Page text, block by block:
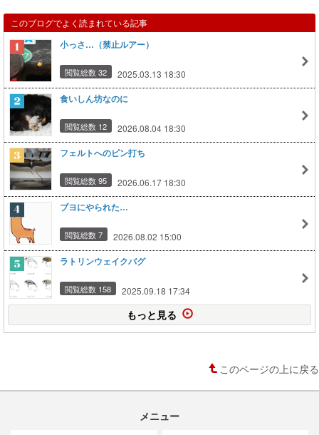
このブログでよく読まれている記事
小っさ…（禁止ルアー）
閲覧総数 32 2025.03.13 18:30
食いしん坊なのに
閲覧総数 12 2026.08.04 18:30
フェルトへのピン打ち
閲覧総数 95 2026.06.17 18:30
ブヨにやられた…
閲覧総数 7 2026.08.02 15:00
ラトリンウェイクバグ
閲覧総数 158 2025.09.18 17:34
もっと見る
このページの上に戻る
メニュー